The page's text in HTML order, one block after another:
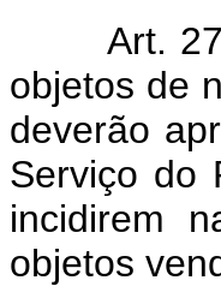
Art.
objetos de
deverão
Serviço do
incidirem
objetos